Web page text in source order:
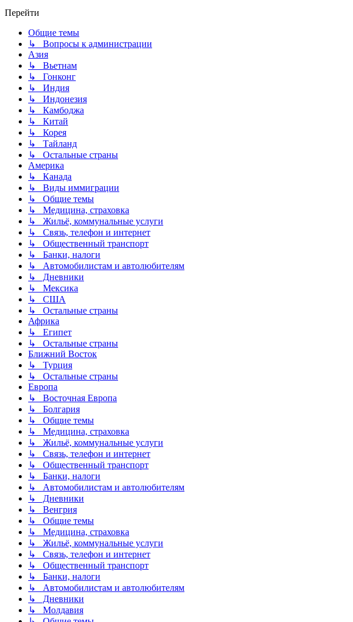
Перейти
Общие темы
↳ Вопросы к администрации
Азия
↳ Вьетнам
↳ Гонконг
↳ Индия
↳ Индонезия
↳ Камбоджа
↳ Китай
↳ Корея
↳ Тайланд
↳ Остальные страны
Америка
↳ Канада
↳ Виды иммиграции
↳ Общие темы
↳ Медицина, страховка
↳ Жильё, коммунальные услуги
↳ Связь, телефон и интернет
↳ Общественный транспорт
↳ Банки, налоги
↳ Автомобилистам и автолюбителям
↳ Дневники
↳ Мексика
↳ США
↳ Остальные страны
Африка
↳ Египет
↳ Остальные страны
Ближний Восток
↳ Турция
↳ Остальные страны
Европа
↳ Восточная Европа
↳ Болгария
↳ Общие темы
↳ Медицина, страховка
↳ Жильё, коммунальные услуги
↳ Связь, телефон и интернет
↳ Общественный транспорт
↳ Банки, налоги
↳ Автомобилистам и автолюбителям
↳ Дневники
↳ Венгрия
↳ Общие темы
↳ Медицина, страховка
↳ Жильё, коммунальные услуги
↳ Связь, телефон и интернет
↳ Общественный транспорт
↳ Банки, налоги
↳ Автомобилистам и автолюбителям
↳ Дневники
↳ Молдавия